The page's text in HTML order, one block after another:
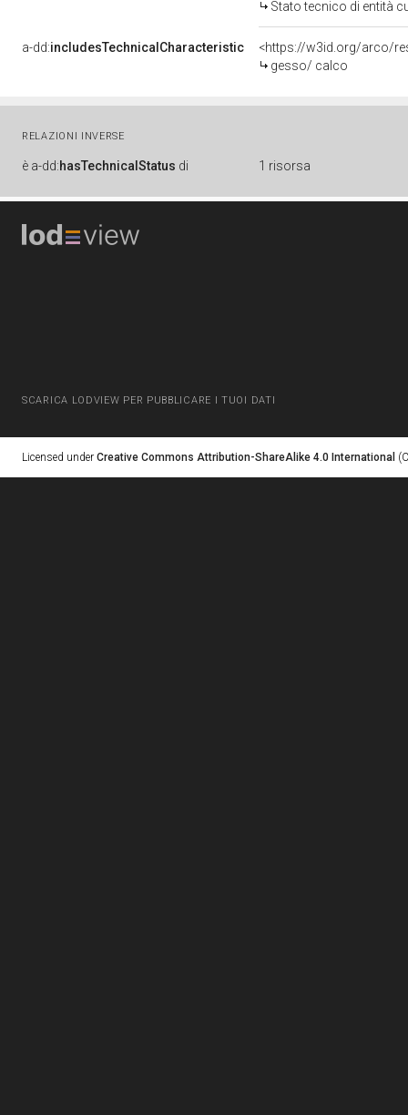
Stato tecnico di entità
a-dd:includesTechnicalCharacteristic
<https://w3id.org/arco/
gesso/ calco
RELAZIONI INVERSE
è a-dd:hasTechnicalStatus di 1 risorsa
SCARICA LODVIEW PER PUBBLICARE I TUOI DATI
Licensed under Creative Commons Attribution-ShareAlike 4.0 International